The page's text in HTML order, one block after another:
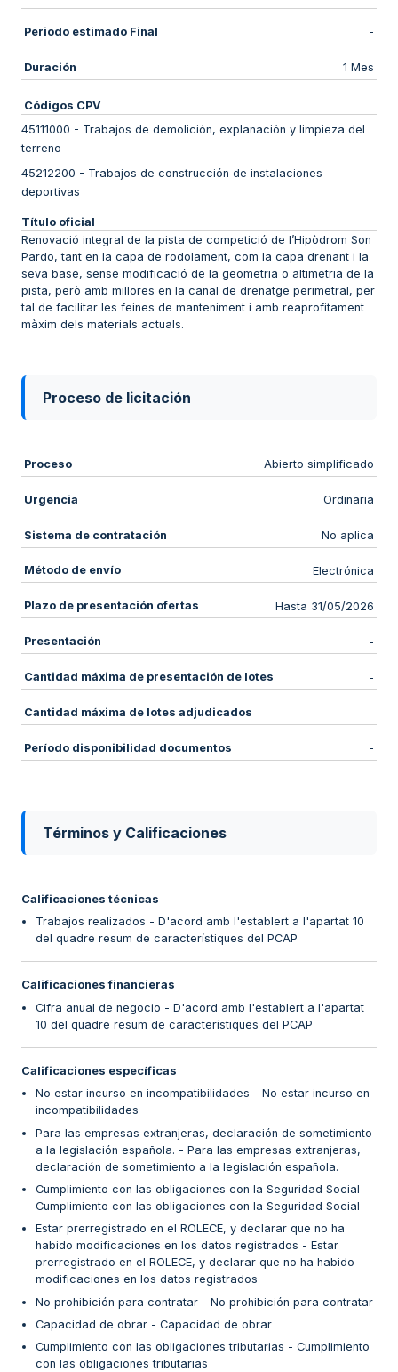
Periodo estimado Final -
Duración 1 Mes
Códigos CPV
45111000 - Trabajos de demolición, explanación y limpieza del
terreno
45212200 - Trabajos de construcción de instalaciones
deportivas
Título oficial
Renovació integral de la pista de competició de l’Hipòdrom Son
Pardo, tant en la capa de rodolament, com la capa drenant i la
seva base, sense modificació de la geometria o altimetria de la
pista, però amb millores en la canal de drenatge perimetral, per
tal de facilitar les feines de manteniment i amb reaprofitament
màxim dels materials actuals.
Proceso de licitación
Proceso Abierto simplificado
Urgencia Ordinaria
Sistema de contratación No aplica
Método de envío Electrónica
Plazo de presentación ofertas Hasta 31/05/2026
Presentación -
Cantidad máxima de presentación de lotes -
Cantidad máxima de lotes adjudicados -
Período disponibilidad documentos -
Términos y Calificaciones
Calificaciones técnicas
Trabajos realizados - D'acord amb l'establert a l'apartat 10
del quadre resum de característiques del PCAP
Calificaciones financieras
Cifra anual de negocio - D'acord amb l'establert a l'apartat
10 del quadre resum de característiques del PCAP
Calificaciones específicas
No estar incurso en incompatibilidades - No estar incurso en
incompatibilidades
Para las empresas extranjeras, declaración de sometimiento
a la legislación española. - Para las empresas extranjeras,
declaración de sometimiento a la legislación española.
Cumplimiento con las obligaciones con la Seguridad Social -
Cumplimiento con las obligaciones con la Seguridad Social
Estar prerregistrado en el ROLECE, y declarar que no ha
habido modificaciones en los datos registrados - Estar
prerregistrado en el ROLECE, y declarar que no ha habido
modificaciones en los datos registrados
No prohibición para contratar - No prohibición para contratar
Capacidad de obrar - Capacidad de obrar
Cumplimiento con las obligaciones tributarias - Cumplimiento
con las obligaciones tributarias